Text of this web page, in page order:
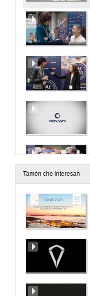
Tamén che interesan